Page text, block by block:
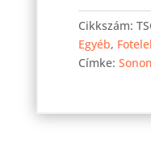
fotel
V.barna
szövet
Cikkszám:
Egyéb,
Címke: